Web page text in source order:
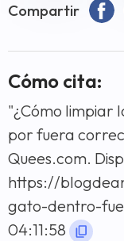
Compartir
Cómo cita:
"¿Cómo limpiar
por fuera
Quees.com.
https://
gato-dentro-
04:11:58